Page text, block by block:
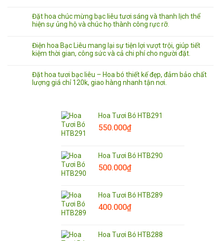
Đặt hoa chúc mừng bạc liêu tươi sáng và thanh lịch thể
hiện sự ủng hộ và chúc họ thành công rực rỡ.
Điện hoa Bạc Liêu mang lại sự tiện lợi vượt trội, giúp tiết
kiệm thời gian, công sức và cả chi phí cho người đặt.
Đặt hoa tươi bạc liêu – Hoa bó thiết kế đẹp, đảm bảo chất
lượng giá chỉ 120k, giao hàng nhanh tận nơi.
Hoa Tươi Bó HTB291
550.000₫
Hoa Tươi Bó HTB290
500.000₫
Hoa Tươi Bó HTB289
400.000₫
Hoa Tươi Bó HTB288